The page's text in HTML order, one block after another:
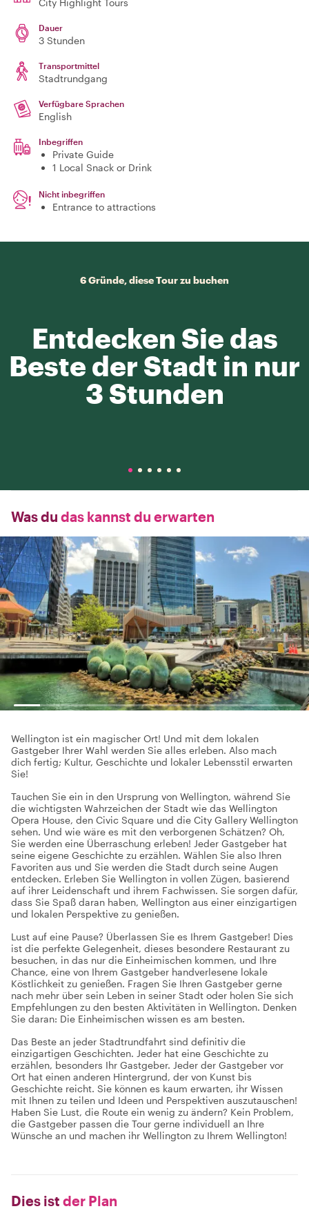
City Highlight Tours
Dauer
3 Stunden
Transportmittel
Stadtrundgang
Verfügbare Sprachen
English
Inbegriffen
Private Guide
1 Local Snack or Drink
Nicht inbegriffen
Entrance to attractions
6 Gründe, diese Tour zu buchen
Entdecken Sie das
Beste der Stadt in nur
3 Stunden
Was du das kannst du erwarten
Wellington ist ein magischer Ort! Und mit dem lokalen
Gastgeber Ihrer Wahl werden Sie alles erleben. Also mach
dich fertig; Kultur, Geschichte und lokaler Lebensstil erwarten
Sie!
Tauchen Sie ein in den Ursprung von Wellington, während Sie
die wichtigsten Wahrzeichen der Stadt wie das Wellington
Opera House, den Civic Square und die City Gallery Wellington
sehen. Und wie wäre es mit den verborgenen Schätzen? Oh,
Sie werden eine Überraschung erleben! Jeder Gastgeber hat
seine eigene Geschichte zu erzählen. Wählen Sie also Ihren
Favoriten aus und Sie werden die Stadt durch seine Augen
entdecken. Erleben Sie Wellington in vollen Zügen, basierend
auf ihrer Leidenschaft und ihrem Fachwissen. Sie sorgen dafür,
dass Sie Spaß daran haben, Wellington aus einer einzigartigen
und lokalen Perspektive zu genießen.
Lust auf eine Pause? Überlassen Sie es Ihrem Gastgeber! Dies
ist die perfekte Gelegenheit, dieses besondere Restaurant zu
besuchen, in das nur die Einheimischen kommen, und Ihre
Chance, eine von Ihrem Gastgeber handverlesene lokale
Köstlichkeit zu genießen. Fragen Sie Ihren Gastgeber gerne
nach mehr über sein Leben in seiner Stadt oder holen Sie sich
Empfehlungen zu den besten Aktivitäten in Wellington. Denken
Sie daran: Die Einheimischen wissen es am besten.
Das Beste an jeder Stadtrundfahrt sind definitiv die
einzigartigen Geschichten. Jeder hat eine Geschichte zu
erzählen, besonders Ihr Gastgeber. Jeder der Gastgeber vor
Ort hat einen anderen Hintergrund, der von Kunst bis
Geschichte reicht. Sie können es kaum erwarten, ihr Wissen
mit Ihnen zu teilen und Ideen und Perspektiven auszutauschen!
Haben Sie Lust, die Route ein wenig zu ändern? Kein Problem,
die Gastgeber passen die Tour gerne individuell an Ihre
Wünsche an und machen ihr Wellington zu Ihrem Wellington!
Dies ist der Plan